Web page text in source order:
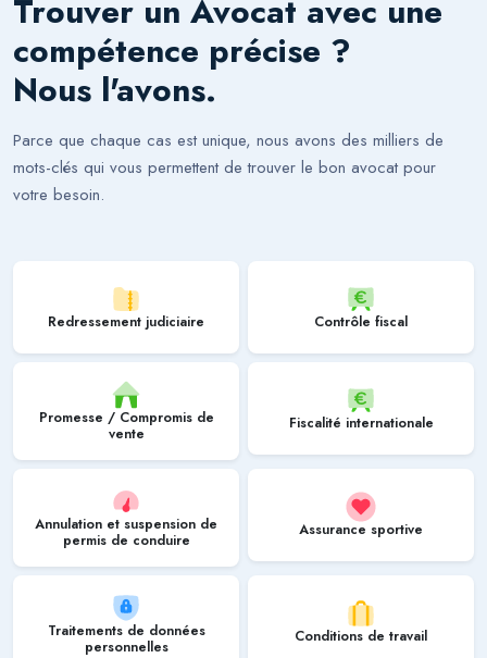
Trouver un Avocat avec une
compétence précise ?
Nous l'avons.
Parce que chaque cas est unique, nous avons des milliers de
mots-clés qui vous permettent de trouver le bon avocat pour
votre besoin.
Redressement judiciaire Contrôle fiscal
Promesse / Compromis de
vente
Fiscalité internationale
Annulation et suspension de
permis de conduire
Assurance sportive
Traitements de données
personnelles
Conditions de travail